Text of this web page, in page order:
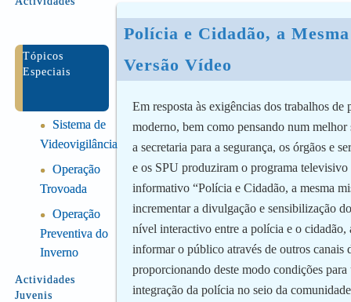
Tópicos
Especiais
●
Sistema de
Videovigilância
●
Operação
Trovoada
●
Operação
Preventiva do
Inverno
Actividades
Juvenis
Polícia e Cidadão, a
Versão Vídeo
Em resposta às exigências dos trabalhos de
moderno, bem como pensando num
a secretaria para a segurança, os órgãos e
e os SPU produziram o programa televisivo
informativo “Polícia e Cidadão, a mesma
incrementar a divulgação e sensibilização
nível interactivo entre a polícia e o cidadão,
informar o público através de outros canais
proporcionando deste modo condições para
integração da polícia no seio da